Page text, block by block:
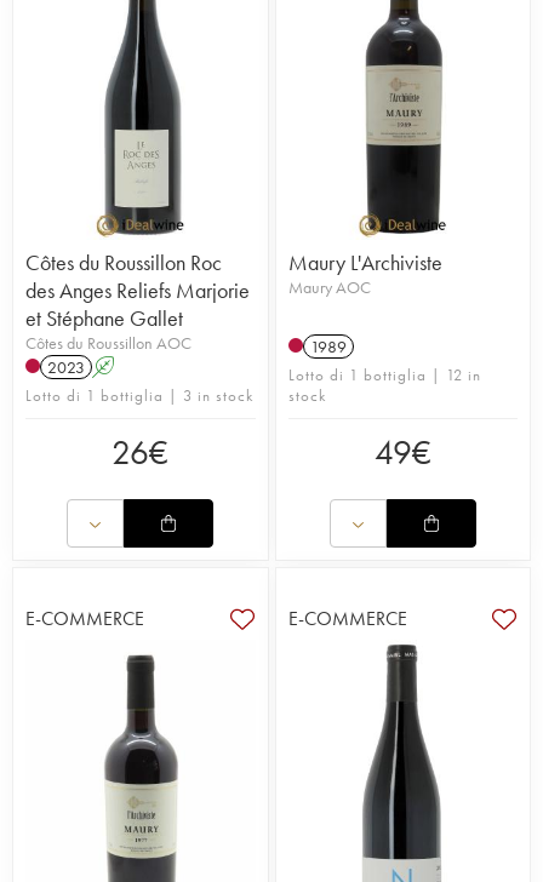
Côtes du Roussillon Roc
des Anges Reliefs Marjorie
et Stéphane Gallet
Côtes du Roussillon AOC
2023 A
Lotto di 1 bottiglia | 3 in stock
26€
Maury L'Archiviste
Maury AOC
1989
Lotto di 1 bottiglia | 12 in
stock
49€
E-COMMERCE E-COMMERCE